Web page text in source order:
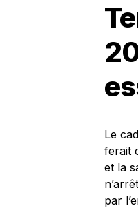
Le
ferait
et la
par